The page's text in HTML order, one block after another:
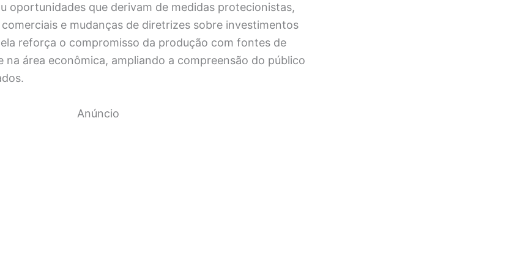
oportunidades que derivam de medidas protecionistas,
e mudanças de diretrizes sobre investimentos
reforça o compromisso da produção com fontes de
na área econômica, ampliando a compreensão do público
Anúncio